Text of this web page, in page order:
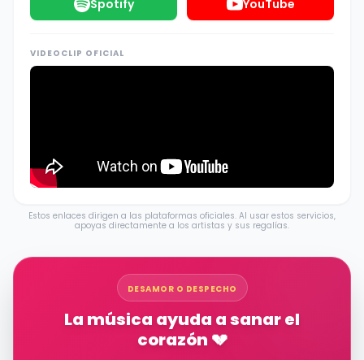
Spotify YouTube
VIDEOCLIP OFICIAL
Estos enlaces dirigen a las plataformas oficiales. Al usar estos servicios,
apoyas directamente a los artistas y sus regalías.
DESAMOR O DESPECHO
La música ayuda a sanar el
corazón 💔